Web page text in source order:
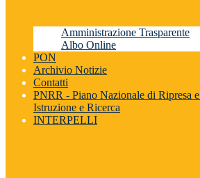
Amministrazione Trasparente
Albo Online
PON
Archivio Notizie
Contatti
PNRR - Piano Nazionale di Ripresa
Istruzione e Ricerca
INTERPELLI